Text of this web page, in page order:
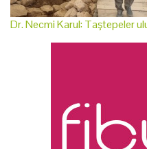
Dr. Necmi Karul: Taştepeler